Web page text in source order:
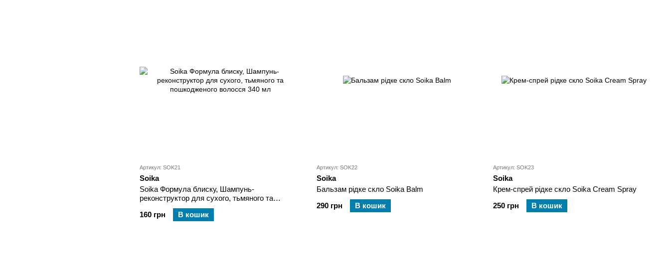
Артикул: SOK21
Soika
Soika Формула блиску, Шампунь-
реконструктор для сухого, тьмяного та
пошкодженого волосся 340 мл
160 грн
В кошик
Артикул: SOK22
Soika
Бальзам рідке скло Soika Balm
290 грн
В кошик
Артикул: SOK23
Soika
Крем-спрей рідке скло Soika Cream Spray
250 грн
В кошик